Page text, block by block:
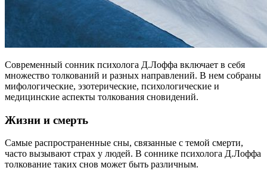
Современный сонник психолога Д.Лоффа включает в себя
множество толкований и разных направлений. В нем собраны
мифологические, эзотерические, психологические и
медицинские аспекты толкования сновидений.
Жизни и смерть
Самые распространенные сны, связанные с темой смерти,
часто вызывают страх у людей. В соннике психолога Д.Лоффа
толкование таких снов может быть различным.